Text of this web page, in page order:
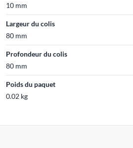
10 mm
Largeur du colis
80 mm
Profondeur du colis
80 mm
Poids du paquet
0.02 kg